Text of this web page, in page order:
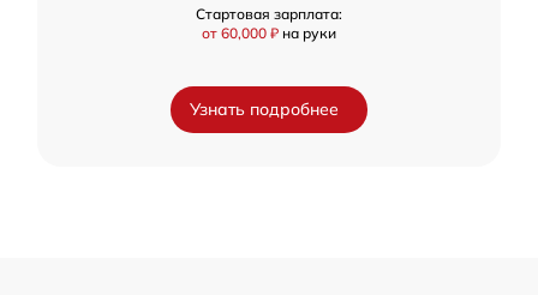
Стартовая зарплата:
от 60,000 ₽ на руки
Узнать подробнее